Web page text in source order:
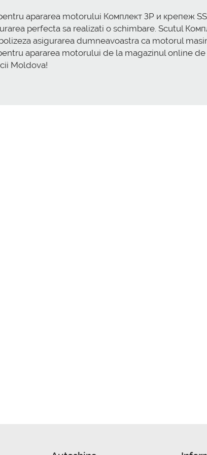
apararea motorului Комплект ЗР и крепеж
perfecta sa realizati o schimbare. Scutul
asigurarea dumneavoastra ca motorul
apararea motorului de la magazinul online
Moldova!